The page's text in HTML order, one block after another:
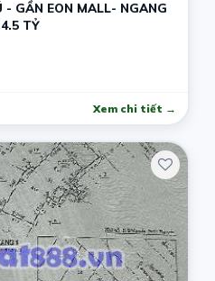
GẦN EON MALL- NGANG
TỶ
Xem chi tiết →